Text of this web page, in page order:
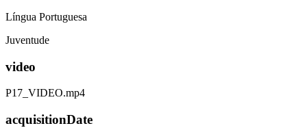
Língua Portuguesa
Juventude
video
P17_VIDEO.mp4
acquisitionDate